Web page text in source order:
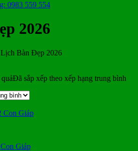
0983 559 554
2026
Lịch Bàn Đẹp 2026
Đã sắp xếp theo xếp hạng trung bình
Giáp